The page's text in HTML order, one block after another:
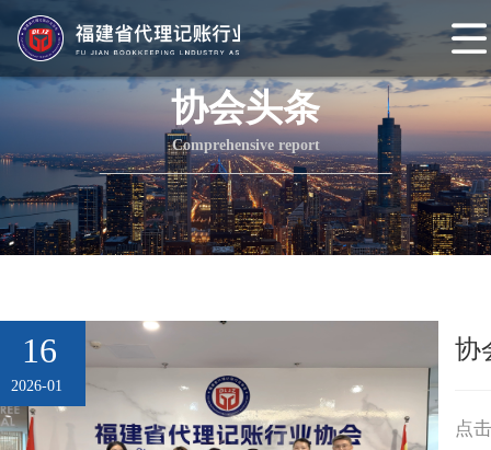
站
协会概况
介
会
程
组
架
协
头
会
会
协会头条
Comprehensive report
16
2026-01
协
点